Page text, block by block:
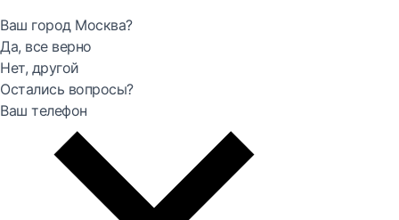
Ваш город Москва?
Да, все верно
Нет, другой
Остались вопросы?
Ваш телефон